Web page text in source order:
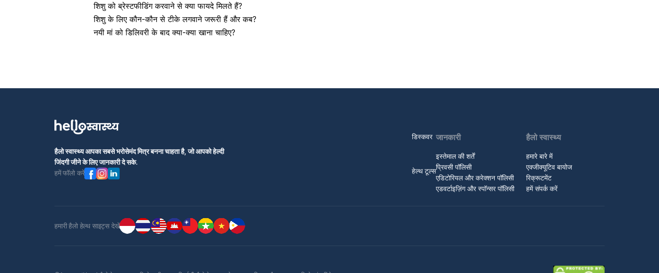
शिशु को ब्रेस्टफीडिंग करवाने से क्या फायदे मिलते हैं?
शिशु के लिए कौन-कौन से टीके लगवाने जरूरी हैं और कब?
नयी मां को डिलिवरी के बाद क्या-क्या खाना चाहिए?
हैलो स्वास्थ्य आपका सबसे भरोसेमंद मित्र बनना चाहता है, जो आपको हेल्दी
जिंदगी जीने के लिए जानकारी दे सके.
हमें फॉलो करें
डिस्कवर
हेल्थ टूल्स
जानकारी
इस्तेमाल की शर्तें
प्रिवसी पॉलिसी
एडिटोरियल और करेक्शन पॉलिसी
एडवर्टाइज़िंग और स्पॉन्सर पॉलिसी
हैलो स्वास्थ्य
हमारे बारे में
एक्जीक्यूटिव बायोज
रिक्रूटमेंट
हमें संपर्क करें
हमारी हैलो हेल्थ साइट्स देखें